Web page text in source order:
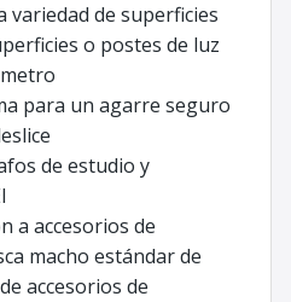
de superficies
o postes de luz
para un agarre seguro
de estudio y
a accesorios de
macho estándar de
accesorios de